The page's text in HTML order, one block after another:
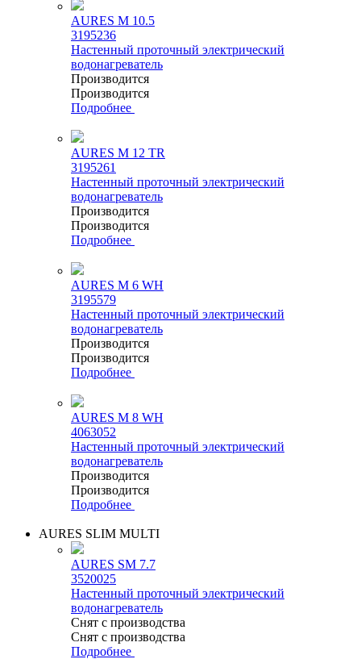
AURES M 10.5
3195236
Настенный проточный электрический
водонагреватель
Производится
Производится
Подробнее
AURES M 12 TR
3195261
Настенный проточный электрический
водонагреватель
Производится
Производится
Подробнее
AURES M 6 WH
3195579
Настенный проточный электрический
водонагреватель
Производится
Производится
Подробнее
AURES M 8 WH
4063052
Настенный проточный электрический
водонагреватель
Производится
Производится
Подробнее
AURES SLIM MULTI
AURES SM 7.7
3520025
Настенный проточный электрический
водонагреватель
Снят с производства
Снят с производства
Подробнее